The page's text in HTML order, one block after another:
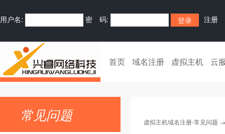
用户名: 密 码: 注册
首页 域名注册 虚拟主机 云
常见问题 虚拟主机域名注册-常见问题